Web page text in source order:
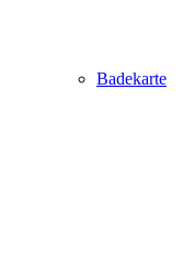
Badekarte